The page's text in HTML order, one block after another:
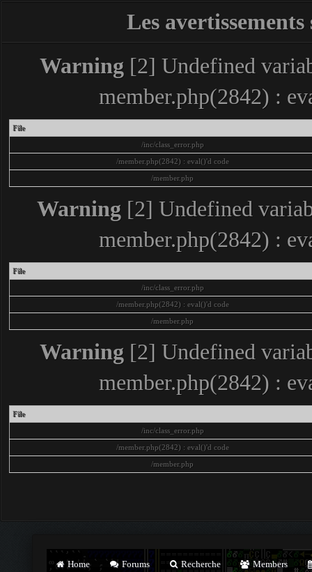
Les
Warning [2] Undefined
member.php(2842) :
File
/inc/class_error.php
/member.php(2842) : eval()'d code
/member.php
Warning [2] Undefined
member.php(2842) :
File
/inc/class_error.php
/member.php(2842) : eval()'d code
/member.php
Warning [2] Undefined
member.php(2842) :
File
/inc/class_error.php
/member.php(2842) : eval()'d code
/member.php
Home Forums Recherche Members